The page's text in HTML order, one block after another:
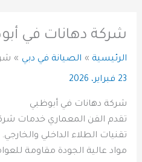
شركة دهانات في
الرئيسية الصيانة في دبي
23 فبراير، 2026
شركة دهانات في أبوظبي
تقدم الفن المعماري خدمات
تقنيات الطلاء الداخلي
مواد عالية الجودة مقاومة